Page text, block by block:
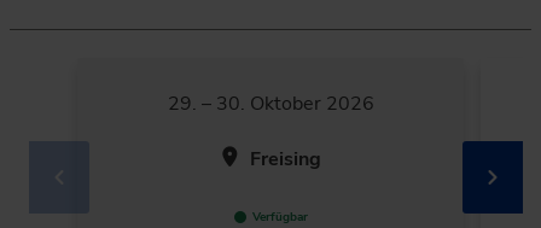
29. – 30. Oktober 2026
Freising
Verfügbar